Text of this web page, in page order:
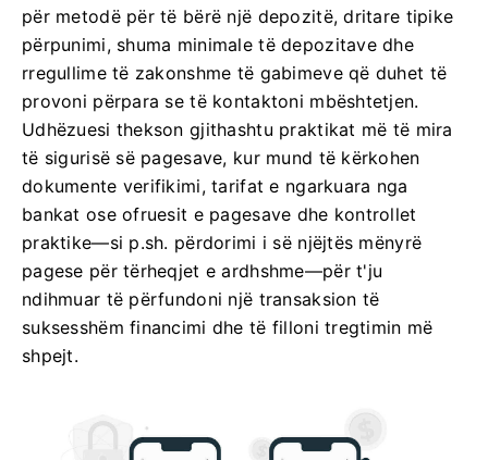
për metodë për të bërë një depozitë, dritare tipike
përpunimi, shuma minimale të depozitave dhe
rregullime të zakonshme të gabimeve që duhet të
provoni përpara se të kontaktoni mbështetjen.
Udhëzuesi thekson gjithashtu praktikat më të mira
të sigurisë së pagesave, kur mund të kërkohen
dokumente verifikimi, tarifat e ngarkuara nga
bankat ose ofruesit e pagesave dhe kontrollet
praktike—si p.sh. përdorimi i së njëjtës mënyrë
pagese për tërheqjet e ardhshme—për t'ju
ndihmuar të përfundoni një transaksion të
suksesshëm financimi dhe të filloni tregtimin më
shpejt.